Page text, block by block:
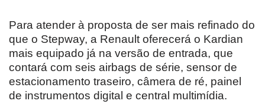
Para atender à proposta de ser mais refinado do
que o Stepway, a Renault oferecerá o Kardian
mais equipado já na versão de entrada, que
contará com seis airbags de série, sensor de
estacionamento traseiro, câmera de ré, painel
de instrumentos digital e central multimídia.